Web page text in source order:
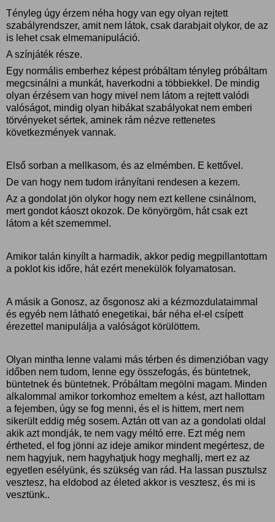
Tényleg úgy érzem néha hogy van egy olyan rejtett
szabályrendszer, amit nem látok, csak darabjait olykor, de az
is lehet csak elmemanipuláció.
A színjáték része.
Egy normális emberhez képest próbáltam tényleg próbáltam
megcsinálni a munkát, haverkodni a többiekkel. De mindig
olyan érzésem van hogy mivel nem látom a rejtett valódi
valóságot, mindig olyan hibákat szabályokat nem emberi
törvényeket sértek, aminek rám nézve rettenetes
következmények vannak.
Első sorban a mellkasom, és az elmémben. E kettővel.
De van hogy nem tudom irányítani rendesen a kezem.
Az a gondolat jön olykor hogy nem ezt kellene csinálnom,
mert gondot káoszt okozok. De könyörgöm, hát csak ezt
látom a két szememmel.
Amikor talán kinyílt a harmadik, akkor pedig megpillantottam
a poklot kis időre, hát ezért menekülök folyamatosan.
A másik a Gonosz, az ősgonosz aki a kézmozdulataimmal
és egyéb nem látható enegetikai, bár néha el-el csípett
érezettel manipulálja a valóságot körülöttem.
Olyan mintha lenne valami más térben és dimenzióban vagy
időben nem tudom, lenne egy összefogás, és büntetnek,
büntetnek és büntetnek. Próbáltam megölni magam. Minden
alkalommal amikor torkomhoz emeltem a kést, azt hallottam
a fejemben, úgy se fog menni, és el is hittem, mert nem
sikerült eddig még sosem. Aztán ott van az a gondolati oldal
akik azt mondják, te nem vagy méltó erre. Ezt még nem
értheted, el fog jönni az ideje amikor mindent megértesz, de
nem hagyjuk, nem hagyhatjuk hogy meghallj, mert ez az
egyetlen esélyünk, és szükség van rád. Ha lassan pusztulsz
vesztesz, ha eldobod az életed akkor is vesztesz, és mi is
vesztünk..